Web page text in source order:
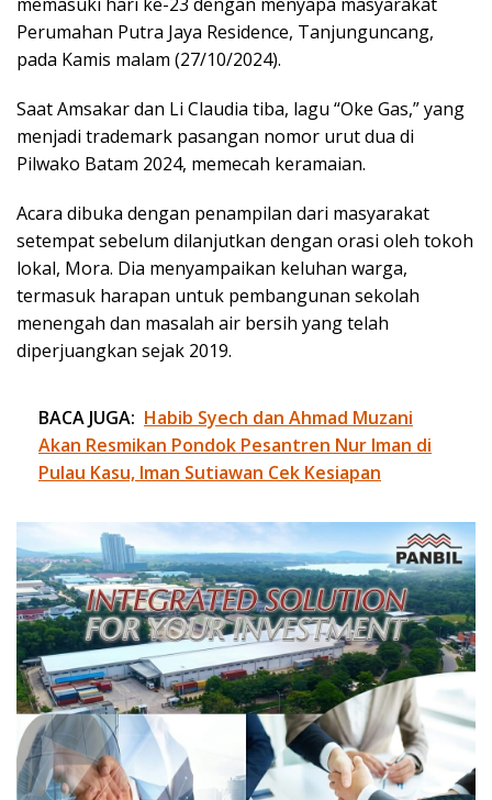
Perumahan Putra Jaya Residence, Tanjunguncang,
pada Kamis malam (27/10/2024).
Saat Amsakar dan Li Claudia tiba, lagu “Oke Gas,” yang
menjadi trademark pasangan nomor urut dua di
Pilwako Batam 2024, memecah keramaian.
Acara dibuka dengan penampilan dari masyarakat
setempat sebelum dilanjutkan dengan orasi oleh tokoh
lokal, Mora. Dia menyampaikan keluhan warga,
termasuk harapan untuk pembangunan sekolah
menengah dan masalah air bersih yang telah
diperjuangkan sejak 2019.
BACA JUGA: Habib Syech dan Ahmad Muzani
Akan Resmikan Pondok Pesantren Nur Iman di
Pulau Kasu, Iman Sutiawan Cek Kesiapan